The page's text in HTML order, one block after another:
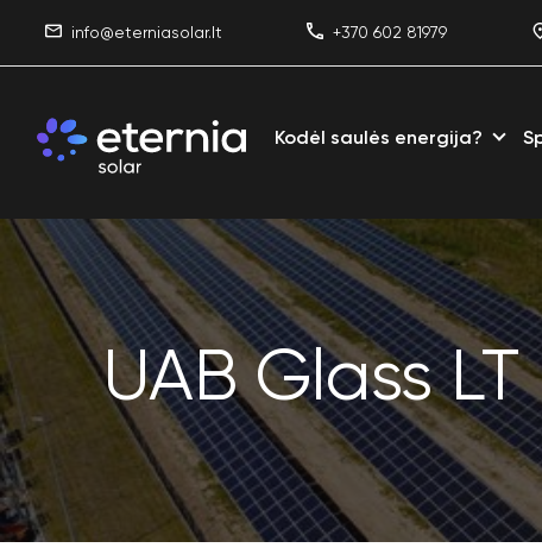
info@eterniasolar.lt +370 602 81979
Kodėl saulės energija?
UAB Glass LT